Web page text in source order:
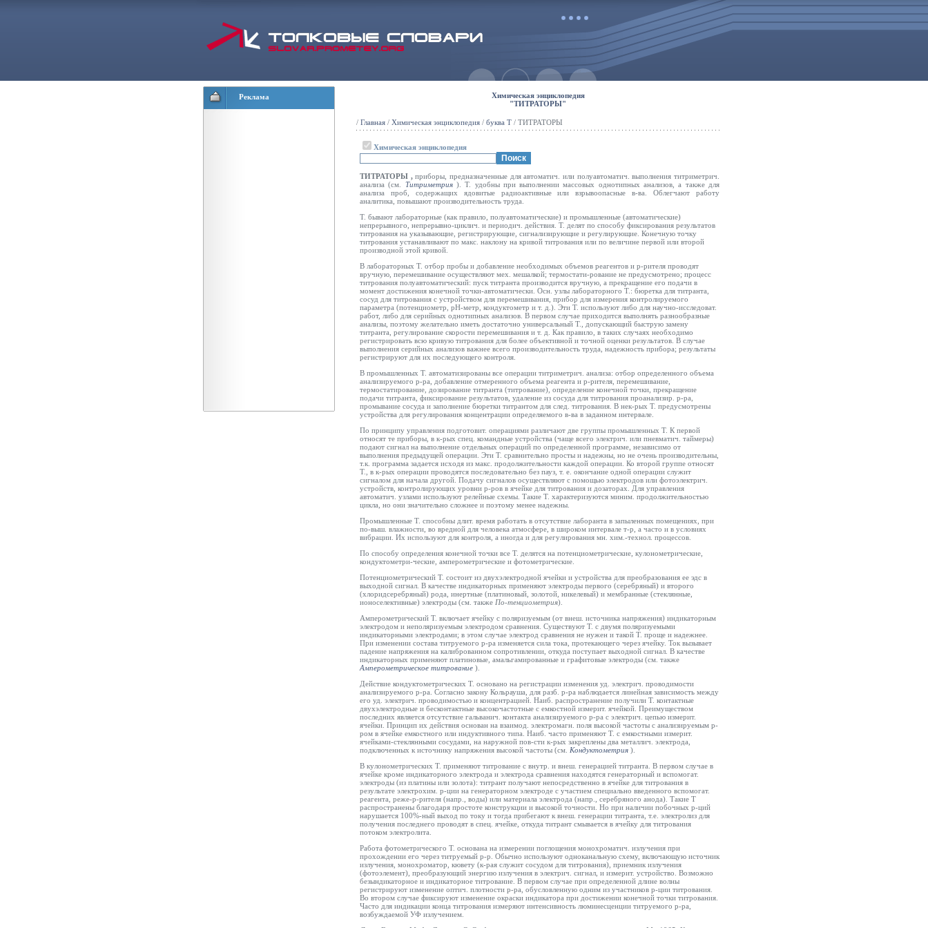
Реклама
Химическая энциклопедия
"ТИТРАТОРЫ"
/ Главная / Химическая энциклопедия / буква Т / ТИТРАТОРЫ
Химическая энциклопедия
ТИТРАТОРЫ , приборы, предназначенные для автоматич. или полуавтоматич. выполнения титриметрич.
анализа (см. Титриметрия ).
Т. удобны при выполнении массовых однотипных анализов, а также для
анализа проб, содержащих ядовитые радиоактивные или взрывоопасные в-ва. Облегчают работу
аналитика, повышают производительность труда.
Т. бывают лабораторные (как правило, полуавтоматические) и промышленные (автоматические)
непрерывного, непрерывно-циклич. и периодич. действия. Т. делят по способу фиксирования результатов
титрования на указывающие, регистрирующие, сигнализирующие и регулирующие. Конечную точку
титрования устанавливают по макс. наклону на кривой титрования или по величине первой или второй
производной этой кривой.
В лабораторных Т. отбор пробы и добавление необходимых объемов реагентов и р-рителя проводят
вручную, перемешивание осуществляют мех. мешалкой; термостати-рование не предусмотрено; процесс
титрования полуавтоматический: пуск титранта производится вручную, а прекращение его подачи в
момент достижения конечной точки-автоматически. Осн. узлы лабораторного Т.: бюретка для титранта,
сосуд для титрования с устройством для перемешивания, прибор для измерения контролируемого
параметра (потенциометр, рН-метр, кондуктометр и т. д.). Эти Т. используют либо для научно-исследоват.
работ, либо для серийных однотипных анализов. В первом случае приходится выполнять разнообразные
анализы, поэтому желательно иметь достаточно универсальный Т., допускающий быструю замену
титранта, регулирование скорости перемешивания и т. д. Как правило, в таких случаях необходимо
регистрировать всю кривую титрования для более объективной и точной оценки результатов. В случае
выполнения серийных анализов важнее всего производительность труда, надежность прибора; результаты
регистрируют для их последующего контроля.
В промышленных Т. автоматизированы все операции титриметрич. анализа: отбор определенного объема
анализируемого р-ра, добавление отмеренного объема реагента и р-рителя, перемешивание,
термостатирование, дозирование титранта (титрование), определение конечной точки, прекращение
подачи титранта, фиксирование результатов, удаление из сосуда для титрования проанализир. р-ра,
промывание сосуда и заполнение бюретки титрантом для след. титрования. В нек-рых Т. предусмотрены
устройства для регулирования концентрации определяемого в-ва в заданном интервале.
По принципу управления подготовит. операциями различают две группы промышленных Т. К первой
относят те приборы, в к-рых спец. командные устройства (чаще всего электрич. или пневматич. таймеры)
подают сигнал на выполнение отдельных операций по определенной программе, независимо от
выполнения предыдущей операции. Эти Т. сравнительно просты и надежны, но не очень производительны,
т.к. программа задается исходя из макс. продолжительности каждой операции. Ко второй группе относят
Т., в к-рых операции проводятся последовательно без пауз, т. е. окончание одной операции служит
сигналом для начала другой. Подачу сигналов осуществляют с помощью электродов или фотоэлектрич.
устройств, контролирующих уровни р-ров в ячейке для титрования и дозаторах. Для управления
автоматич. узлами используют релейные схемы. Такие Т. характеризуются миним. продолжительностью
цикла, но они значительно сложнее и поэтому менее надежны.
Промышленные Т. способны длит. время работать в отсутствие лаборанта в запыленных помещениях, при
по-выш. влажности, во вредной для человека атмосфере, в широком интервале т-р, а часто и в условиях
вибрации. Их используют для контроля, а иногда и для регулирования мн. хим.-технол. процессов.
По способу определения конечной точки все Т. делятся на потенциометрические, кулонометрические,
кондуктометри-ческие, амперометрические и фотометрические.
Потенциометрический Т. состоит из двухэлектродной ячейки и устройства для преобразования ее эдс в
выходной сигнал. В качестве индикаторных применяют электроды первого (серебряный) и второго
(хлоридсеребряный) рода, инертные (платиновый, золотой, никелевый) и мембранные (стеклянные,
ионоселективные) электроды (см. также По-тенциометрия).
Амперометрический Т. включает ячейку с поляризуемым (от внеш. источника напряжения) индикаторным
электродом и неполяризуемым электродом сравнения. Существуют Т. с двумя поляризуемыми
индикаторными электродами; в этом случае электрод сравнения не нужен и такой Т. проще и надежнее.
При изменении состава титруемого р-ра изменяется сила тока, протекающего через ячейку. Ток вызывает
падение напряжения на калиброванном сопротивлении, откуда поступает выходной сигнал. В качестве
индикаторных применяют платиновые, амальгамированные и графитовые электроды (см. также
Амперометрическое титрование ).
Действие кондуктометрических Т. основано на регистрации изменения уд. электрич. проводимости
анализируемого р-ра. Согласно закону Кольрауша, для разб. р-ра наблюдается линейная зависимость между
его уд. электрич. проводимостью и концентрацией. Наиб. распространение получили Т. контактные
двухэлектродные и бесконтактные высокочастотные с емкостной измерит. ячейкой. Преимуществом
последних является отсутствие гальванич. контакта анализируемого р-ра с электрич. цепью измерит.
ячейки. Принцип их действия основан на взаимод. электромагн. поля высокой частоты с анализируемым р-
ром в ячейке емкостного или индуктивного типа. Наиб. часто применяют Т. с емкостными измерит.
ячейками-стеклянными сосудами, на наружной пов-сти к-рых закреплены два металлич. электрода,
подключенных к источнику напряжения высокой частоты (см. Кондуктометрия ).
В кулонометрических Т. применяют титрование с внутр. и внеш. генерацией титранта. В первом случае в
ячейке кроме индикаторного электрода и электрода сравнения находятся генераторный и вспомогат.
электроды (из платины или золота): титрант получают непосредственно в ячейке для титрования в
результате электрохим. р-ции на генераторном электроде с участием специально введенного вспомогат.
реагента, реже-р-рителя (напр., воды) или материала электрода (напр., серебряного анода). Такие Т
распространены благодаря простоте конструкции и высокой точности. Но при наличии побочных р-ций
нарушается 100%-ный выход по току и тогда прибегают к внеш. генерации титранта, т.е. электролиз для
получения последнего проводят в спец. ячейке, откуда титрант смывается в ячейку для титрования
потоком электролита.
Работа фотометрического Т. основана на измерении поглощения монохроматич. излучения при
прохождении его через титруемый р-р. Обычно используют одноканальную схему, включающую источник
излучения, монохроматор, кювету (к-рая служит сосудом для титрования), приемник излучения
(фотоэлемент), преобразующий энергию излучения в электрич. сигнал, и измерит. устройство. Возможно
безындикаторное и индикаторное титрование. В первом случае при определенной длине волны
регистрируют изменение оптич. плотности р-ра, обусловленную одним из участников р-ции титрования.
Во втором случае фиксируют изменение окраски индикатора при достижении конечной точки титрования.
Часто для индикации конца титрования измеряют интенсивность люминесценции титруемого р-ра,
возбуждаемой УФ излучением.